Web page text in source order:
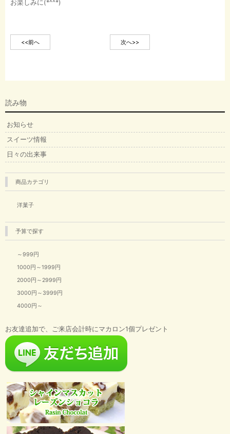
お楽しみに(*^^*)
<<前へ 次へ>>
読み物
お知らせ
スイーツ情報
日々の出来事
商品カテゴリ
洋菓子
予算で探す
～999円
1000円～1999円
2000円～2999円
3000円～3999円
4000円～
お友達追加で、ご来店会計時にマカロン1個プレゼント